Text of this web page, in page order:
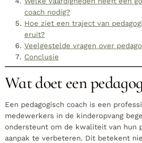
coach nodig?
Hoe ziet een traject van
eruit?
Veelgestelde vragen over
Conclusie
Wat doet een
Een pedagogisch coach is een
medewerkers in de kinderopvang
ondersteunt om de kwaliteit van hun
aanpak te verbeteren. Dit betekent